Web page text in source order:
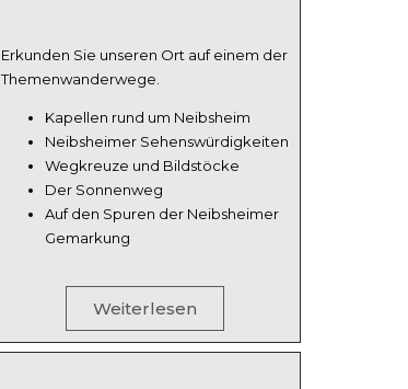
Erkunden Sie unseren Ort auf einem der
Themenwanderwege.
Kapellen rund um Neibsheim
Neibsheimer Sehenswürdigkeiten
Wegkreuze und Bildstöcke
Der Sonnenweg
Auf den Spuren der Neibsheimer
Gemarkung
Weiterlesen